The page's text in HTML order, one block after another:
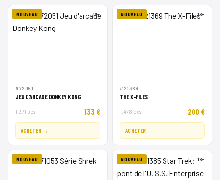
NOUVEAU 18+
#72051
JEU D'ARCADE DONKEY KONG
1,371 pcs 133 €
ACHETER →
NOUVEAU 18+
#21369
THE X-FILES
1,478 pcs 200 €
ACHETER →
NOUVEAU NOUVEAU 18+